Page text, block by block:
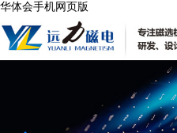
华体会手机网页版